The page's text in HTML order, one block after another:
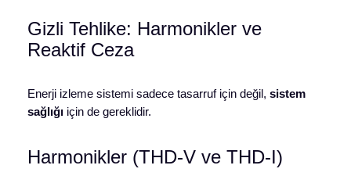
Gizli Tehlike: Harmonikler ve
Reaktif Ceza
Enerji izleme sistemi sadece tasarruf için değil, sistem
sağlığıiçin de gereklidir.
Harmonikler (THD-V ve THD-I)